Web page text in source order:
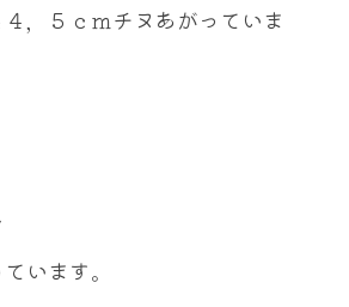
，５ｃｍチヌあがっていま
います。